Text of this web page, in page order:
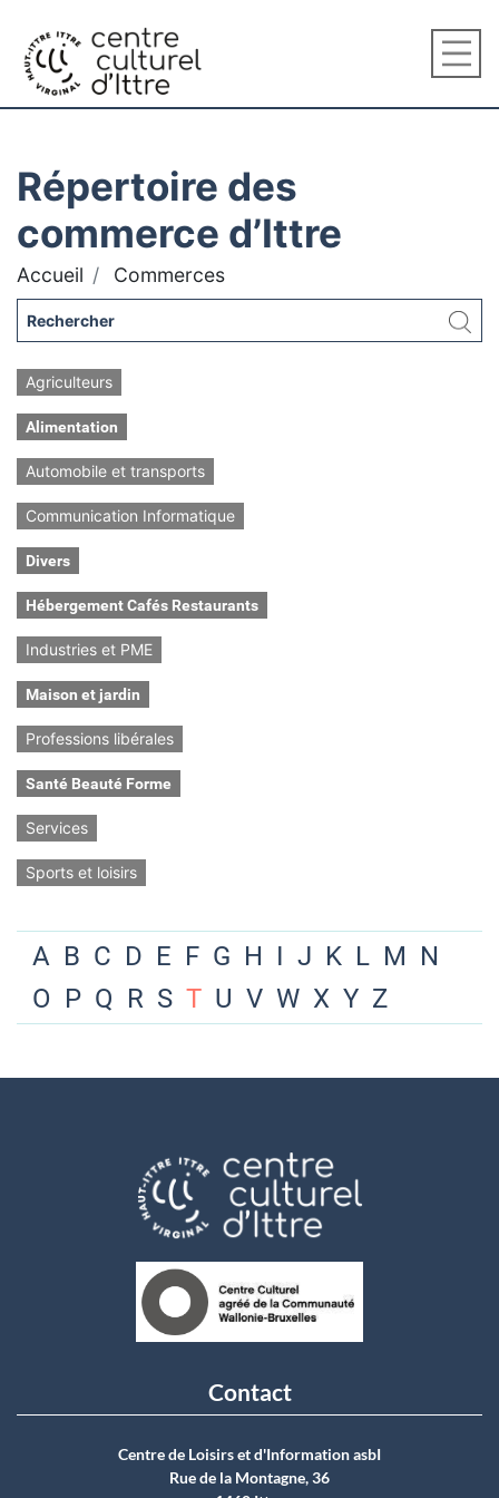
Répertoire des
commerce d’Ittre
Accueil Commerces
Agriculteurs
Alimentation
Automobile et transports
Communication Informatique
Divers
Hébergement Cafés Restaurants
Industries et PME
Maison et jardin
Professions libérales
Santé Beauté Forme
Services
Sports et loisirs
A B C D E F G H I J K L M N
O P Q R S T U V W X Y Z
Contact
Centre de Loisirs et d'Information asbI
Rue de la Montagne, 36